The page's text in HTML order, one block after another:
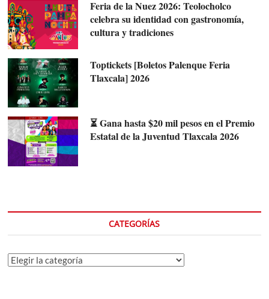
Feria de la Nuez 2026: Teolocholco
celebra su identidad con gastronomía,
cultura y tradiciones
Toptickets [Boletos Palenque Feria
Tlaxcala] 2026
⏳ Gana hasta $20 mil pesos en el Premio
Estatal de la Juventud Tlaxcala 2026
CATEGORÍAS
Categorías